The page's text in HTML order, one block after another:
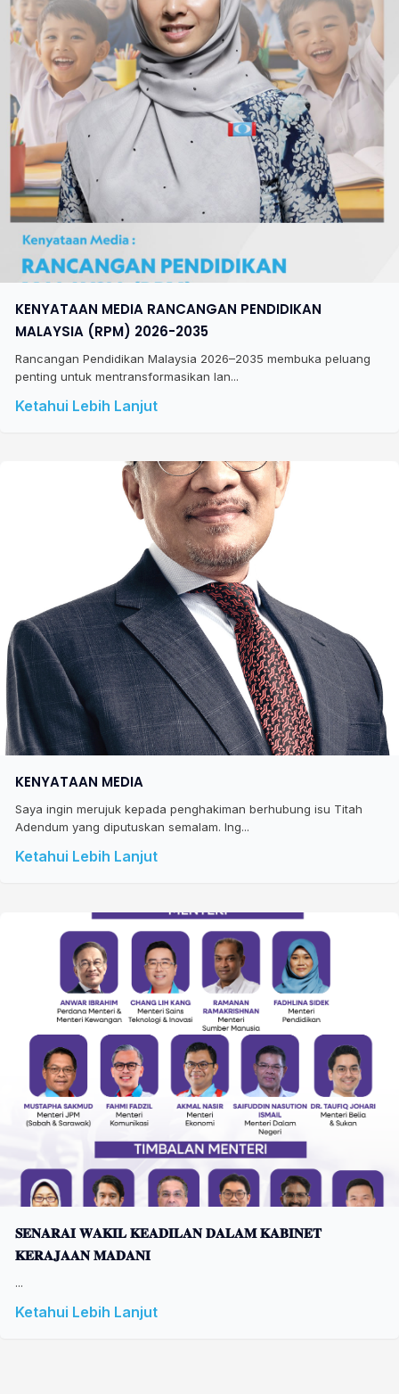
KENYATAAN MEDIA RANCANGAN PENDIDIKAN
MALAYSIA (RPM) 2026-2035
Rancangan Pendidikan Malaysia 2026–2035 membuka peluang
penting untuk mentransformasikan lan...
Ketahui Lebih Lanjut
KENYATAAN MEDIA
Saya ingin merujuk kepada penghakiman berhubung isu Titah
Adendum yang diputuskan semalam. Ing...
Ketahui Lebih Lanjut
𝐒𝐄𝐍𝐀𝐑𝐀𝐈 𝐖𝐀𝐊𝐈𝐋 𝐊𝐄𝐀𝐃𝐈𝐋𝐀𝐍 𝐃𝐀𝐋𝐀𝐌 𝐊𝐀𝐁𝐈𝐍𝐄𝐓
𝐊𝐄𝐑𝐀𝐉𝐀𝐀𝐍 𝐌𝐀𝐃𝐀𝐍𝐈
...
Ketahui Lebih Lanjut